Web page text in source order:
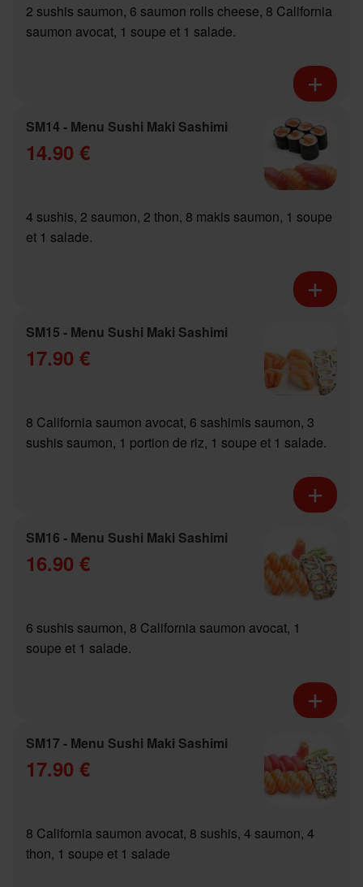
2 sushis saumon, 6 saumon rolls cheese, 8 California
saumon avocat, 1 soupe et 1 salade.
SM14 - Menu Sushi Maki Sashimi
14.90 €
4 sushis, 2 saumon, 2 thon, 8 makis saumon, 1 soupe
et 1 salade.
SM15 - Menu Sushi Maki Sashimi
17.90 €
8 California saumon avocat, 6 sashimis saumon, 3
sushis saumon, 1 portion de riz, 1 soupe et 1 salade.
SM16 - Menu Sushi Maki Sashimi
16.90 €
6 sushis saumon, 8 California saumon avocat, 1
soupe et 1 salade.
SM17 - Menu Sushi Maki Sashimi
17.90 €
8 California saumon avocat, 8 sushis, 4 saumon, 4
thon, 1 soupe et 1 salade